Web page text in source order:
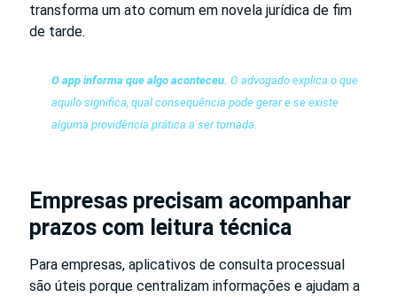
transforma um ato comum em novela jurídica de fim
de tarde.
O app informa que algo aconteceu. O advogado explica o que
aquilo significa, qual consequência pode gerar e se existe
alguma providência prática a ser tomada.
Empresas precisam acompanhar
prazos com leitura técnica
Para empresas, aplicativos de consulta processual
são úteis porque centralizam informações e ajudam a